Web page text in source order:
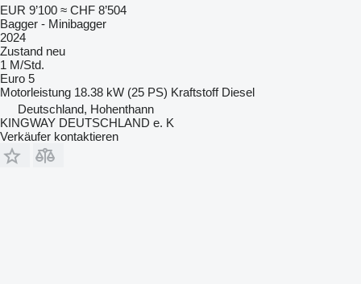
EUR 9’100 ≈ CHF 8’504
Bagger - Minibagger
2024
Zustand neu
1 M/Std.
Euro 5
Motorleistung 18.38 kW (25 PS) Kraftstoff Diesel
Deutschland, Hohenthann
KINGWAY DEUTSCHLAND e. K
Verkäufer kontaktieren